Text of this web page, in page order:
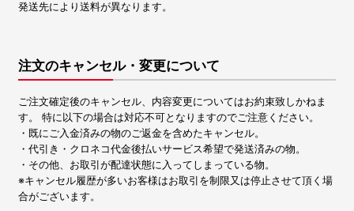
発送先により送料が異なります。
注文のキャンセル・変更について
ご注文確定後のキャンセル、内容変更についてはお約束致しかねま
す。 特に以下の場合は対応不可となりますのでご注意ください。
・既にご入金済みの物のご返金を含めたキャンセル。
・代引き・クロネコ代金後払いサービス希望で発送済みの物。
・その他、お取引が配達状態に入ってしまっている物。
※キャンセル履歴が多いお客様はお取引を制限又は停止させて頂く場
合がございます。